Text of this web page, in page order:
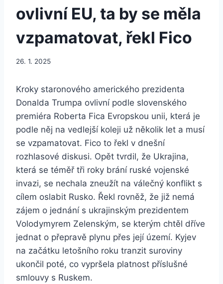
ovlivní EU, ta by se měla
vzpamatovat, řekl Fico
26. 1. 2025
Kroky staronového amerického prezidenta
Donalda Trumpa ovlivní podle slovenského
premiéra Roberta Fica Evropskou unii, která je
podle něj na vedlejší koleji už několik let a musí
se vzpamatovat. Fico to řekl v dnešní
rozhlasové diskusi. Opět tvrdil, že Ukrajina,
která se téměř tři roky brání ruské vojenské
invazi, se nechala zneužít na válečný konflikt s
cílem oslabit Rusko. Řekl rovněž, že již nemá
zájem o jednání s ukrajinským prezidentem
Volodymyrem Zelenským, se kterým chtěl dříve
jednat o přepravě plynu přes její území. Kyjev
na začátku letošního roku tranzit suroviny
ukončil poté, co vypršela platnost příslušné
smlouvy s Ruskem.